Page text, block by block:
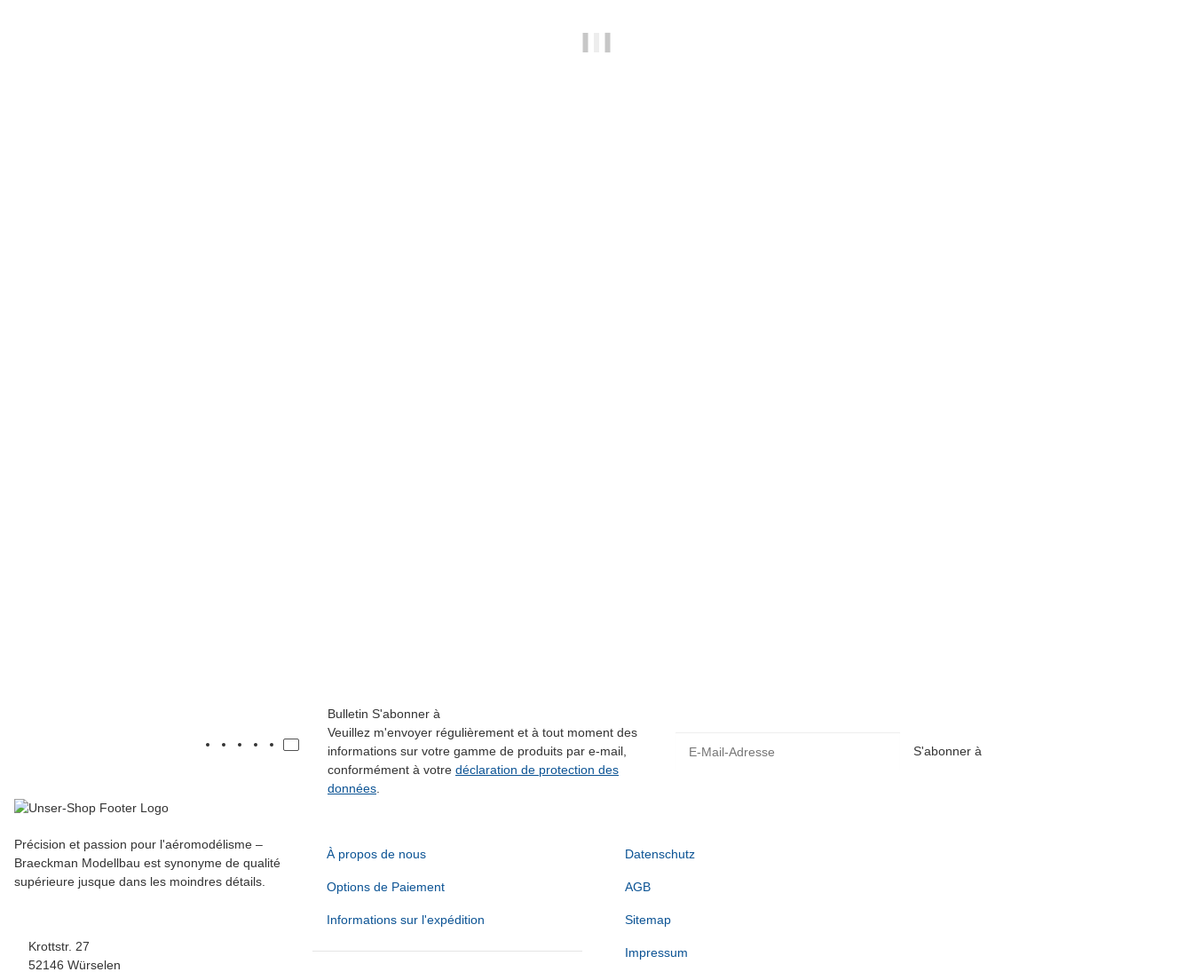
Bulletin S'abonner à
Veuillez m'envoyer régulièrement et à tout moment des
informations sur votre gamme de produits par e-mail,
conformément à votre déclaration de protection des
données
S'abonner à
Précision et passion pour l'aéromodélisme –
Braeckman Modellbau est synonyme de qualité
supérieure jusque dans les moindres détails.
Krottstr. 27
52146 Würselen
À propos de nous
Options de Paiement
Informations sur l'expédition
Datenschutz
AGB
Sitemap
Impressum